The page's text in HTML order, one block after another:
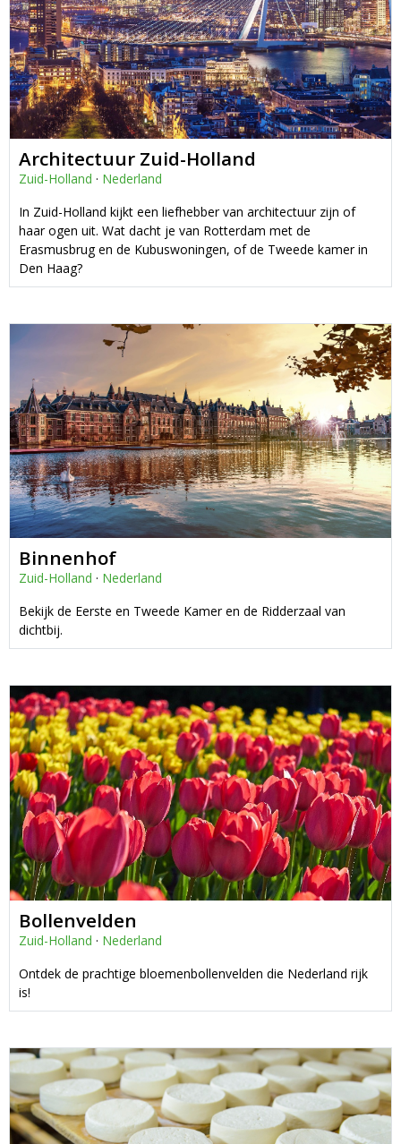
Architectuur Zuid-Holland
Zuid-Holland · Nederland
In Zuid-Holland kijkt een liefhebber van architectuur zijn of
haar ogen uit. Wat dacht je van Rotterdam met de
Erasmusbrug en de Kubuswoningen, of de Tweede kamer in
Den Haag?
Binnenhof
Zuid-Holland · Nederland
Bekijk de Eerste en Tweede Kamer en de Ridderzaal van
dichtbij.
Bollenvelden
Zuid-Holland · Nederland
Ontdek de prachtige bloemenbollenvelden die Nederland rijk
is!